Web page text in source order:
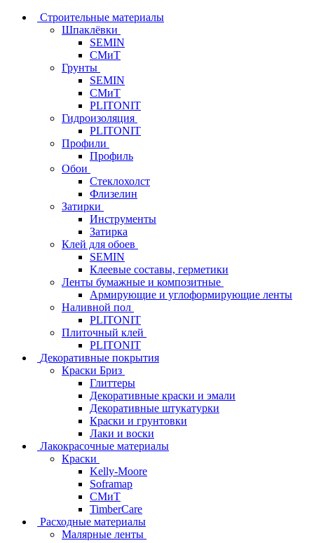
Строительные материалы
Шпаклёвки
SEMIN
СМиТ
Грунты
SEMIN
СМиТ
PLITONIT
Гидроизоляция
PLITONIT
Профили
Профиль
Обои
Стеклохолст
Флизелин
Затирки
Инструменты
Затирка
Клей для обоев
SEMIN
Клеевые составы, герметики
Ленты бумажные и композитные
Армирующие и углоформирующие ленты
Наливной пол
PLITONIT
Плиточный клей
PLITONIT
Декоративные покрытия
Краски Бриз
Глиттеры
Декоративные краски и эмали
Декоративные штукатурки
Краски и грунтовки
Лаки и воски
Лакокрасочные материалы
Краски
Kelly-Moore
Soframap
СМиТ
TimberCare
Расходные материалы
Малярные ленты